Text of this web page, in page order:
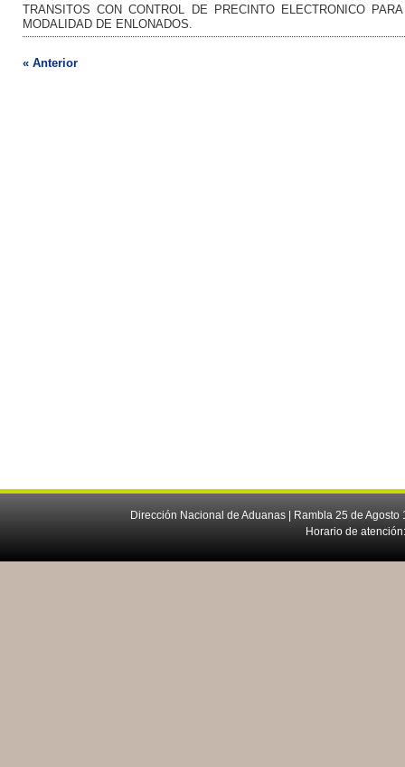
TRANSITOS CON CONTROL DE PRECINTO ELECTRONICO
MODALIDAD DE ENLONADOS.
« Anterior
Dirección Nacional de Aduanas | Rambla 25 de
Horario de